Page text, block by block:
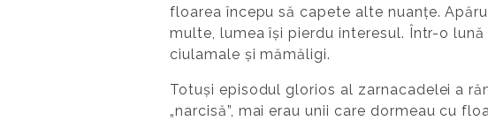
floarea începu să capete alte nuanțe.
multe, lumea își pierdu interesul. Într-o
ciulamale și mămăligi.
Totuși episodul glorios al zarnacadelei a
„narcisă”, mai erau unii care dormeau cu